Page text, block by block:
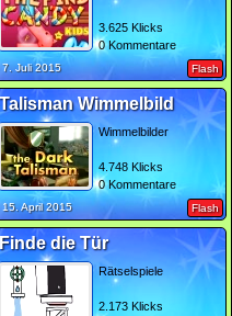
3.625 Klicks
0 Kommentare
7. Juli 2015 Flash
Wimmelbild
Wimmelbilder
4.748 Klicks
0 Kommentare
15. April 2015 Flash
die Tür
Rätselspiele
2.173 Klicks